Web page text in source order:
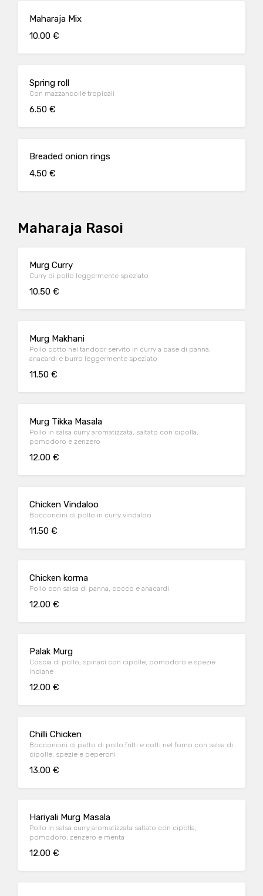
Maharaja Mix
10.00 €
Spring roll
Con mazzancolle tropicali
6.50 €
Breaded onion rings
4.50 €
Maharaja Rasoi
Murg Curry
Curry di pollo leggermente speziato
10.50 €
Murg Makhani
Pollo cotto nel tandoor servito in curry a base di panna,
anacardi e burro leggermente speziato
11.50 €
Murg Tikka Masala
Pollo in salsa curry aromatizzata, saltato con cipolla,
pomodoro e zenzero
12.00 €
Chicken Vindaloo
Bocconcini di pollo in curry vindaloo
11.50 €
Chicken korma
Pollo con salsa di panna, cocco e anacardi
12.00 €
Palak Murg
Coscia di pollo, spinaci con cipolle, pomodoro e spezie
indiane
12.00 €
Chilli Chicken
Bocconcini di petto di pollo fritti e cotti nel forno con salsa di
cipolle, spezie e peperoni
13.00 €
Hariyali Murg Masala
Pollo in salsa curry aromatizzata saltato con cipolla,
pomodoro, zenzero e menta
12.00 €